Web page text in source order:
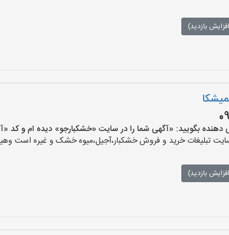
بازدید)
بگویید: «آگهی شما را در سایت «خشکبارجو» دیده ام و کد «آگهی-10» را
تبلیغات خرید و فروش خشکبار،آجیل،میوه خشک و غیره است
بازدید)